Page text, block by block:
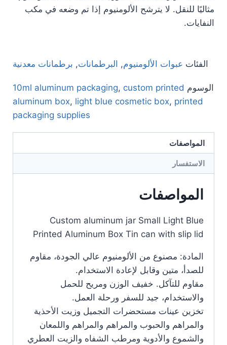
مثاليًا للنقل. لا يترشح الألومنيوم إذا تم وضعه في مكب
النفايات.
الفئات عبوات الألومنيوم, البرطمانات, برطمانات معدنية
الوسوم 10ml aluminum packaging, custom printed
aluminum box, light blue cosmetic box, printed
packaging supplies
المواصفات
الاستفسار
المواصفات
Custom aluminum jar Small Light Blue
Printed Aluminum Box Tin can with slip lid
المادة: مصنوع من الألومنيوم عالي الجودة، مقاوم
للصدأ، متين وقابل لإعادة الاستخدام.
مقاوم للتآكل. خفيف الوزن ومريح للحمل
والاستخدام، جيد للسفر ورحلة العمل.
تخزين عينات مستحضرات التجميل وزيت الأحذية
والمراهم والحبوب والمراهم والمراهم واللمعان
والشموع والأدوية ومرطب الشفاه والزيت العطري